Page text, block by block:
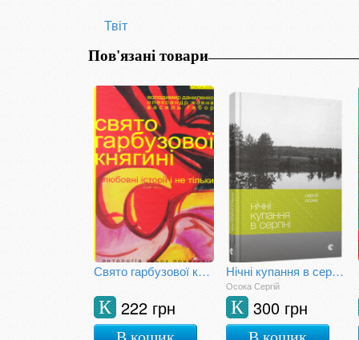
Твіт
Пов'язані товари
Свято гарбузової княгині
222 грн
К
Нічні купання в серпні
Осока Сергій
300 грн
К